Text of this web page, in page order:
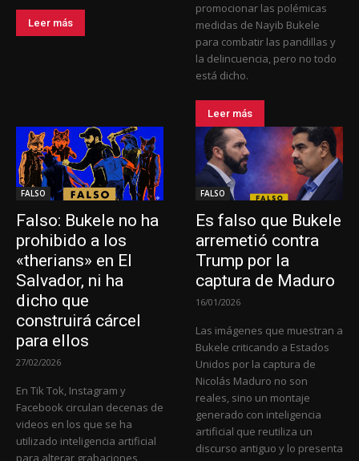
Leer más
promocionar las polémicas
medidas de Nayib Bukele
para combatir las pandillas y
la delincuencia, pero no todo
está dicho.
Leer más
FALSO
Falso: Bukele no ha
prohibido a los
«therians» en El
Salvador, ni ha
dicho que
construirá cárcel
para ellos
27/02/2026
En Tik Tok, Instagram y
Facebook circulan decenas de
videos en los que se ha
utilizado inteligencia artificial
para alterar grabaciones
FALSO
Es falso que Bukele
arremetió contra
Trump por la
captura de Maduro
16/01/2026
Las imágenes que muestran a
Bukele criticando a Estados
Unidos por la captura de
Nicolás Maduro no son
reales, sino un montaje
generado con inteligencia
artificial que reutiliza un
discurso antiguo y lo presenta